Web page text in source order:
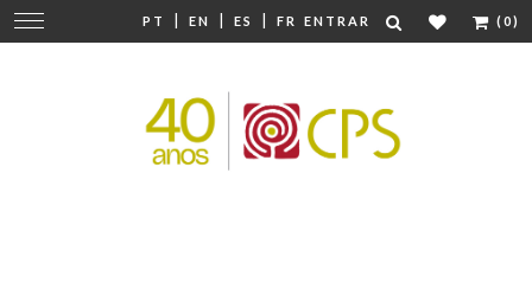
PT | EN | ES | FR ENTRAR (0)
Mudar
navegação